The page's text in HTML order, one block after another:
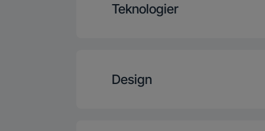
Teknologier
Design